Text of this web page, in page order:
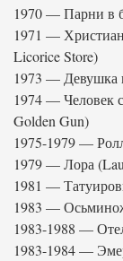
1970 — Парни в
1971 —
Licorice Store)
1973 — Девушка
1974 — Человек
Golden Gun)
1975-1979 —
1979 — Лора
1981 —
1983 —
1983-1988 —
1983-1984 —